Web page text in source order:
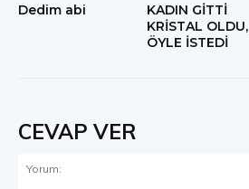
Dedim abi
KADIN GİTTİ
KRİSTAL OLDU,
ÖYLE İSTEDİ
CEVAP VER